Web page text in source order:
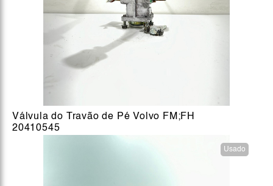
Válvula do Travão de Pé Volvo FM;FH
20410545
Usado